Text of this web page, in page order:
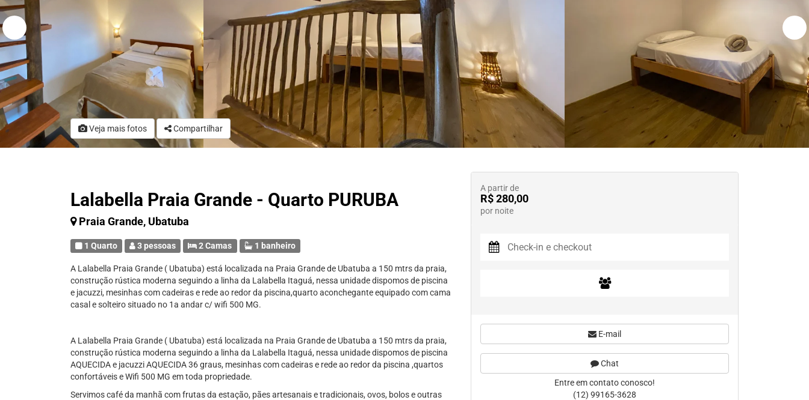
Veja mais fotos Compartilhar
Lalabella Praia Grande - Quarto PURUBA
Praia Grande, Ubatuba
1 Quarto 3 pessoas 2 Camas 1 banheiro
A Lalabella Praia Grande ( Ubatuba) está localizada na Praia Grande de Ubatuba a 150 mtrs da praia,
construção rústica moderna seguindo a linha da Lalabella Itaguá, nessa unidade dispomos de piscina
e jacuzzi, mesinhas com cadeiras e rede ao redor da piscina,quarto aconchegante equipado com cama
casal e solteiro situado no 1a andar c/ wifi 500 MG.
A Lalabella Praia Grande ( Ubatuba) está localizada na Praia Grande de Ubatuba a 150 mtrs da praia,
construção rústica moderna seguindo a linha da Lalabella Itaguá, nessa unidade dispomos de piscina
AQUECIDA e jacuzzi AQUECIDA 36 graus, mesinhas com cadeiras e rede ao redor da piscina ,quartos
confortáveis e Wifi 500 MG em toda propriedade.
Servimos café da manhã com frutas da estação, pães artesanais e tradicionais, ovos, bolos e outras
A partir de
R$ 280,00
por noite
E-mail
Chat
Entre em contato conosco!
(12) 99165-3628